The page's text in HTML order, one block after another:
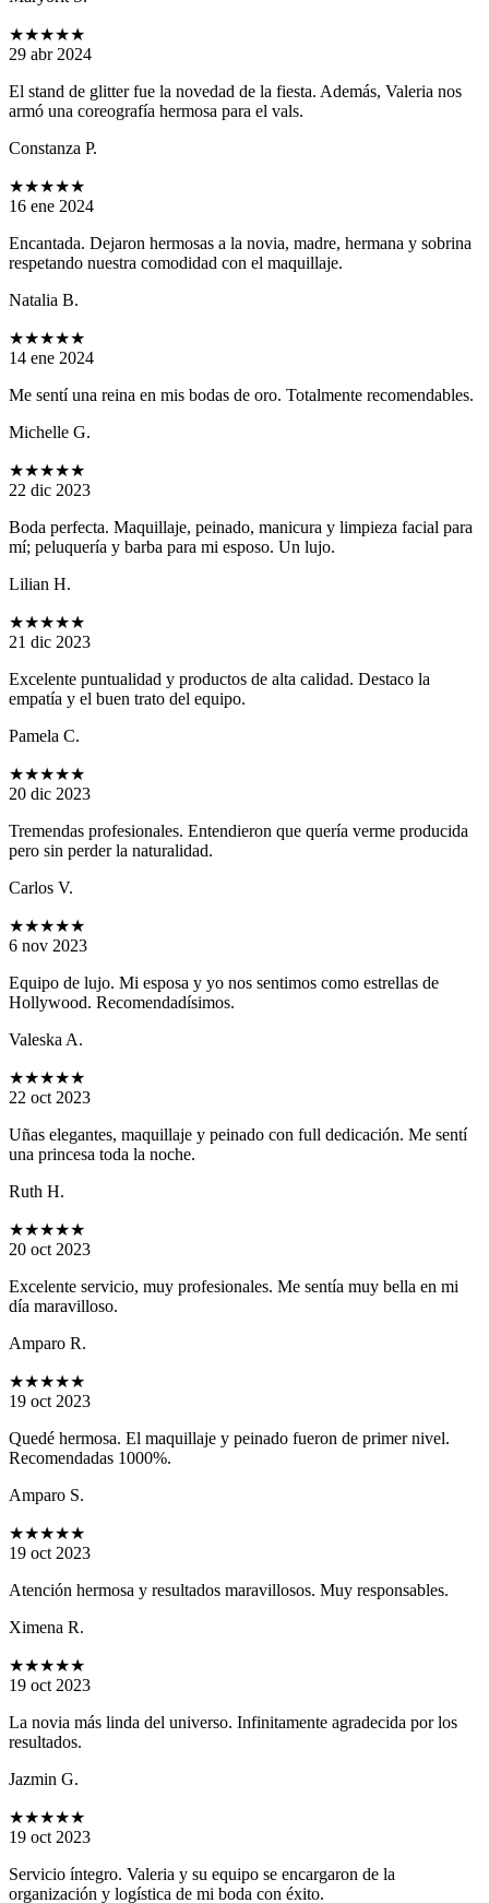
★★★★★
29 abr 2024
El stand de glitter fue la novedad de la fiesta. Además, Valeria nos
armó una coreografía hermosa para el vals.
Constanza P.
★★★★★
16 ene 2024
Encantada. Dejaron hermosas a la novia, madre, hermana y sobrina
respetando nuestra comodidad con el maquillaje.
Natalia B.
★★★★★
14 ene 2024
Me sentí una reina en mis bodas de oro. Totalmente recomendables.
Michelle G.
★★★★★
22 dic 2023
Boda perfecta. Maquillaje, peinado, manicura y limpieza facial para
mí; peluquería y barba para mi esposo. Un lujo.
Lilian H.
★★★★★
21 dic 2023
Excelente puntualidad y productos de alta calidad. Destaco la
empatía y el buen trato del equipo.
Pamela C.
★★★★★
20 dic 2023
Tremendas profesionales. Entendieron que quería verme producida
pero sin perder la naturalidad.
Carlos V.
★★★★★
6 nov 2023
Equipo de lujo. Mi esposa y yo nos sentimos como estrellas de
Hollywood. Recomendadísimos.
Valeska A.
★★★★★
22 oct 2023
Uñas elegantes, maquillaje y peinado con full dedicación. Me sentí
una princesa toda la noche.
Ruth H.
★★★★★
20 oct 2023
Excelente servicio, muy profesionales. Me sentía muy bella en mi
día maravilloso.
Amparo R.
★★★★★
19 oct 2023
Quedé hermosa. El maquillaje y peinado fueron de primer nivel.
Recomendadas 1000%.
Amparo S.
★★★★★
19 oct 2023
Atención hermosa y resultados maravillosos. Muy responsables.
Ximena R.
★★★★★
19 oct 2023
La novia más linda del universo. Infinitamente agradecida por los
resultados.
Jazmin G.
★★★★★
19 oct 2023
Servicio íntegro. Valeria y su equipo se encargaron de la
organización y logística de mi boda con éxito.